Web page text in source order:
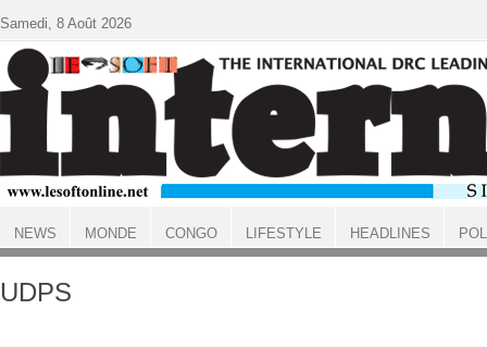
ACCUEIL
UDPS
Samedi, 8 Août 2026
NEWS MONDE CONGO LIFESTYLE HEADLINES